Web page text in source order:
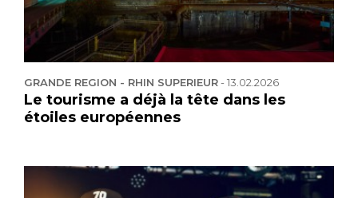
GRANDE REGION - RHIN SUPERIEUR-13.02.2026
Le tourisme a déjà la tête dans les
étoiles européennes